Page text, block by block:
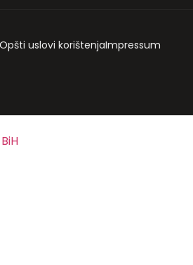
Opšti uslovi korištenjaImpressum